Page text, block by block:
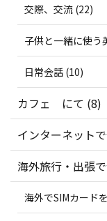
交際、交流 (22)
子供と一緒に使う
日常会話 (10)
カフェ にて (8)
インターネット
海外旅行・出張
海外でSIMカード